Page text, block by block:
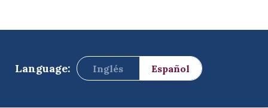
Language: Inglés Español